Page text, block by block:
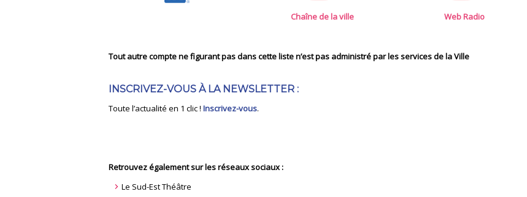
Chaîne de la ville Web Radio
Tout autre compte ne figurant pas dans cette liste n’est pas administré par les services de la Ville
INSCRIVEZ-VOUS À LA NEWSLETTER :
Toute l’actualité en 1 clic ! Inscrivez-vous.
Retrouvez également sur les réseaux sociaux :
Le Sud-Est Théâtre